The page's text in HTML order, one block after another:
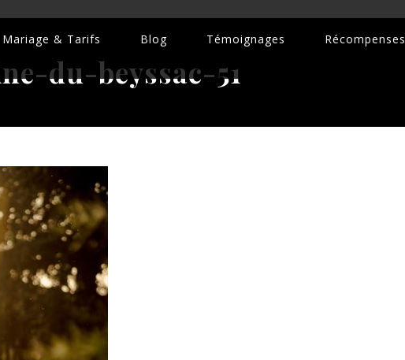
Mariage & Tarifs Blog Témoignages Récompenses
du-beyssac-51